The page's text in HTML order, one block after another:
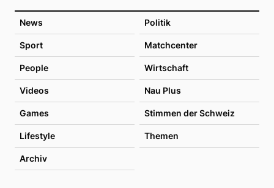
News Politik
Sport Matchcenter
People Wirtschaft
Videos Nau Plus
Games Stimmen der Schweiz
Lifestyle Themen
Archiv